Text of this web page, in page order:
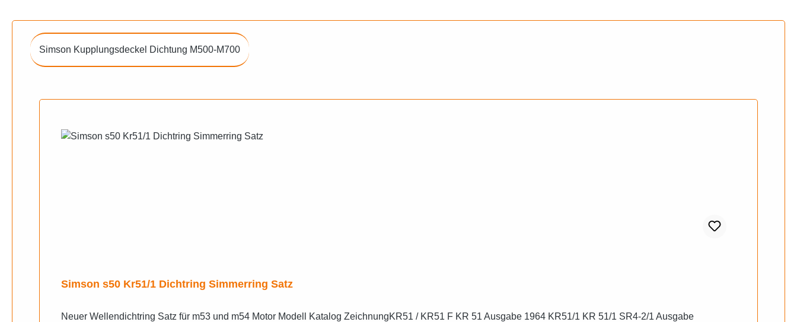
Simson Kupplungsdeckel Dichtung M500-M700
Simson s50 Kr51/1 Dichtring Simmerring Satz
Neuer Wellendichtring Satz für m53 und m54 Motor Modell Katalog ZeichnungKR51 / KR51 F KR 51 Ausgabe 1964 KR51/1 KR 51/1 SR4-2/1 Ausgabe